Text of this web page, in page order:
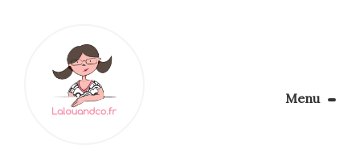
Menu